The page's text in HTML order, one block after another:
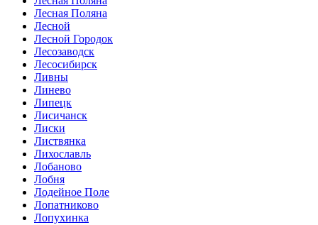
Лесная Поляна
Лесной
Лесной Городок
Лесозаводск
Лесосибирск
Ливны
Линево
Липецк
Лисичанск
Лиски
Листвянка
Лихославль
Лобаново
Лобня
Лодейное Поле
Лопатниково
Лопухинка